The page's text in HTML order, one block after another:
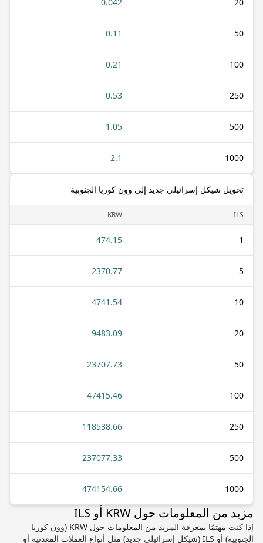
50
0.11
100
0.21
250
0.53
500
1.05
1000
2.1
تحويل شيكل إسرائيلي جديد إلى وون كوريا الجنوبية
ILS
KRW
1
474.15
5
2370.77
10
4741.54
20
9483.09
50
23707.73
100
47415.46
250
118538.66
500
237077.33
1000
474154.66
مزيد من المعلومات حول KRW أو ILS
إذا كنت مهتمًا بمعرفة المزيد من المعلومات حول KRW (وون كوريا
الجنوبية) أو ILS (شيكل إسرائيلي جديد) مثل أنواع العملات المعدنية أو